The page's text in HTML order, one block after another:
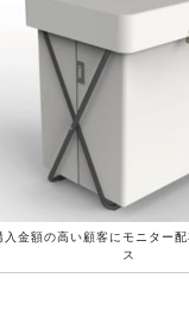
入金額の高い顧客にモニター
ス